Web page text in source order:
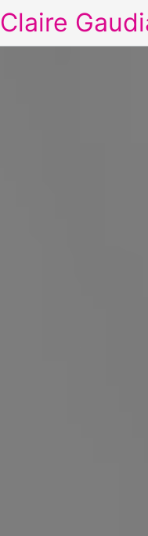
Claire